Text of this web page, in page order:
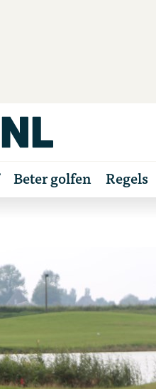
Beter golfen Regels